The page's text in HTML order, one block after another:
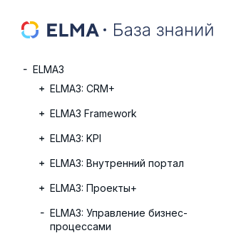
ELMA3
ELMA3: CRM+
ELMA3 Framework
ELMA3: KPI
ELMA3: Внутренний портал
ELMA3: Проекты+
ELMA3: Управление бизнес-
процессами